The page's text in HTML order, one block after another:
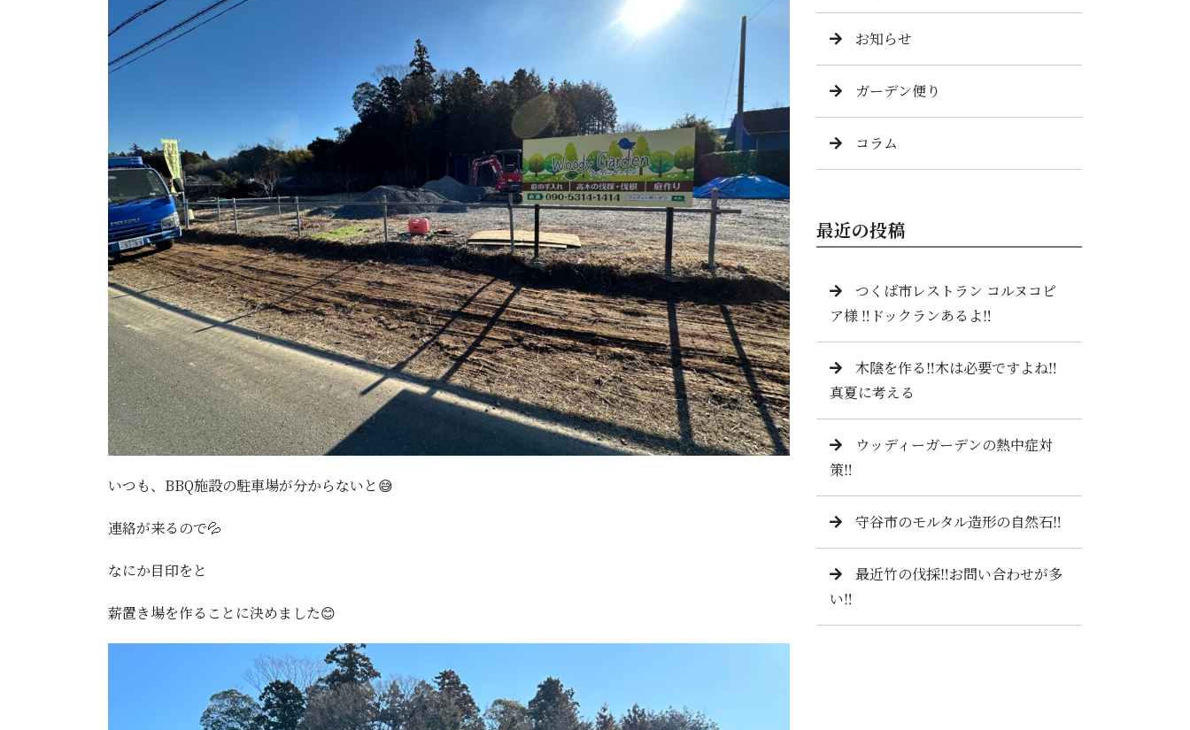
いつも、BBQ施設の駐車場が分からないと😅
連絡が来るので💦
なにか目印をと
薪置き場を作ることに決めました😊
お知らせ
ガーデン便り
コラム
最近の投稿
つくば市レストラン コルヌコピ
ア様 ‼️ドックランあるよ‼️
木陰を作る‼️木は必要ですよね‼️
真夏に考える
ウッディーガーデンの熱中症対
策‼️
守谷市のモルタル造形の自然石‼️
最近竹の伐採‼️お問い合わせが多
い‼️